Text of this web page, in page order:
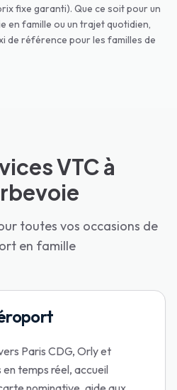
fixe garanti). Que ce soit pour un
famille ou un trajet quotidien,
de référence pour les familles de
VTC à
toutes vos occasions de
en famille
Paris CDG, Orly et
en temps réel, accueil